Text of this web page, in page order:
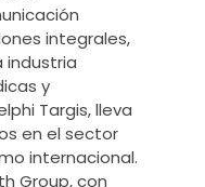
integrales,
industria
y
Targis, lleva
en el sector
internacional.
Group, con